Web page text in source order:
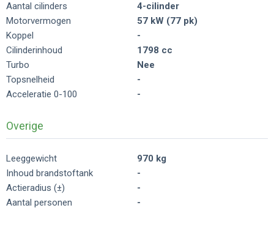
Aantal cilinders
4-cilinder
Motorvermogen
57 kW (77 pk)
Koppel
-
Cilinderinhoud
1798 cc
Turbo
Nee
Topsnelheid
-
Acceleratie 0-100
-
Overige
Leeggewicht
970 kg
Inhoud brandstoftank
-
Actieradius (±)
-
Aantal personen
-